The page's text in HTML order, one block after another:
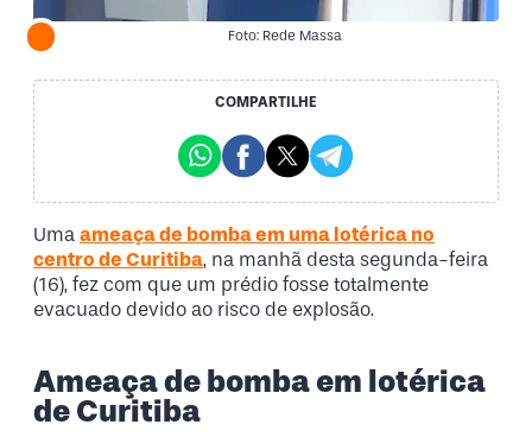
Foto: Rede Massa
COMPARTILHE
Uma ameaça de bomba em uma lotérica no
centro de Curitiba, na manhã desta segunda-feira
(16), fez com que um prédio fosse totalmente
evacuado devido ao risco de explosão.
Ameaça de bomba em lotérica
de Curitiba